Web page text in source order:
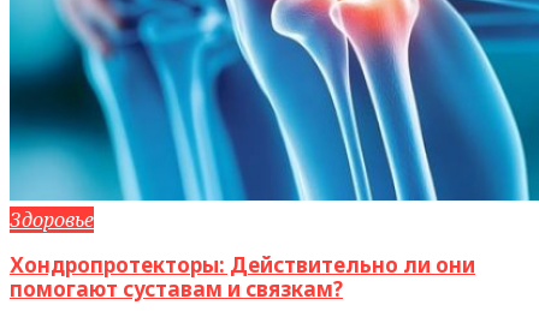
Здоровье
Хондропротекторы: Действительно ли они
помогают суставам и связкам?